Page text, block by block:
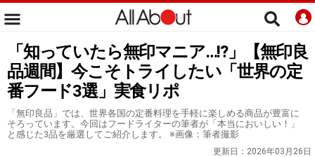
「知っていたら無印マニア…!?」【無印良
品週間】今こそトライしたい「世界の定
番フード3選」実食リポ
「無印良品」では、世界各国の定番料理を手軽に楽しめる商品が豊富に
そろっています。今回はフードライターの筆者が「本当においしい！」
と感じた3品を厳選してご紹介します。 ※画像：筆者撮影
更新日： 2026年03月26日